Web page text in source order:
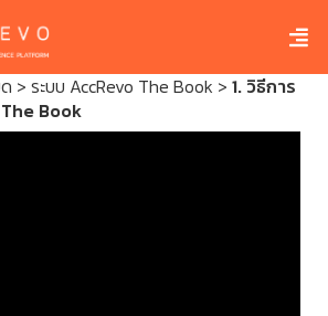
> ระบบ AccRevo The Book > 1. วิธีการ
Book